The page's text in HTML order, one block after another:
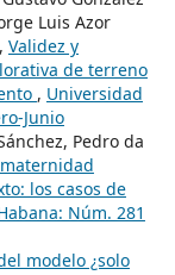
Luis Azor
Validez y
de terreno
, Universidad
Junio
Pedro da
los casos de
Núm. 281
modelo ¿solo